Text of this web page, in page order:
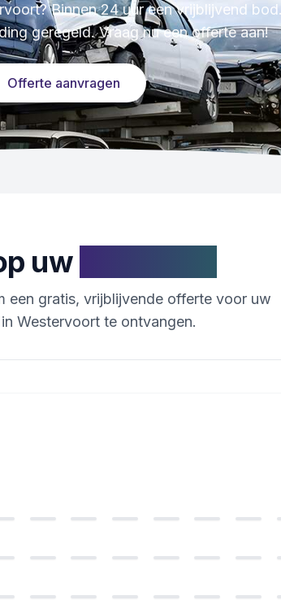
Binnen 24 uur een vrijblijvend
geregeld. Vraag nu een offerte aan!
Offerte aanvragen
uw
een gratis, vrijblijvende offerte voor uw
Westervoort te ontvangen.